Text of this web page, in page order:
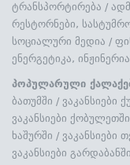
ტრანსპორტირება /
რესტორნები,
სოციალური მედია /
ენერგეტიკა, ინჟინერია
პოპულარული
ბათუმში / ვაკანსიები
ვაკანსიები ქობულეთში
ხაშურში / ვაკანსიები
ვაკანსიები გარდაბანში